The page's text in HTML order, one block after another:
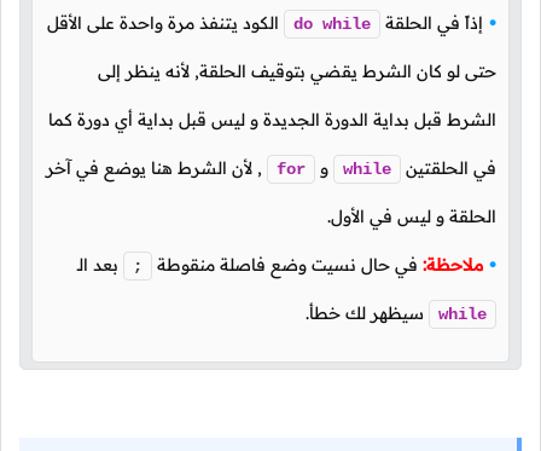
إذاً في الحلقة do while الكود يتنفذ مرة واحدة على الأقل
حتى لو كان الشرط يقضي بتوقيف الحلقة, لأنه ينظر إلى
الشرط قبل بداية الدورة الجديدة و ليس قبل بداية أي دورة كما
في الحلقتين while و for , لأن الشرط هنا يوضع في آخر
الحلقة و ليس في الأول.
ملاحظة: في حال نسيت وضع فاصلة منقوطة ; بعد الـ
while سيظهر لك خطأ.